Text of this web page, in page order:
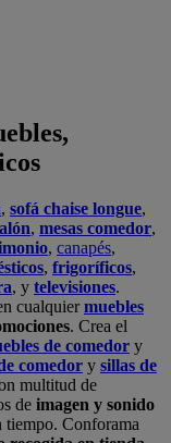
, sofá chaise longue,
, mesas comedor,
, canapés,
, frigoríficos,
, y televisiones.
cualquiermuebles
. Crea el
de comedor y
comedor y sillas de
multitud de
de imagen y sonido
tiempo. Conforama